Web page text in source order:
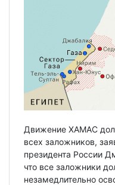
Движение ХАМАС
всех заложников,
президента России
что все заложники
незамедлительно